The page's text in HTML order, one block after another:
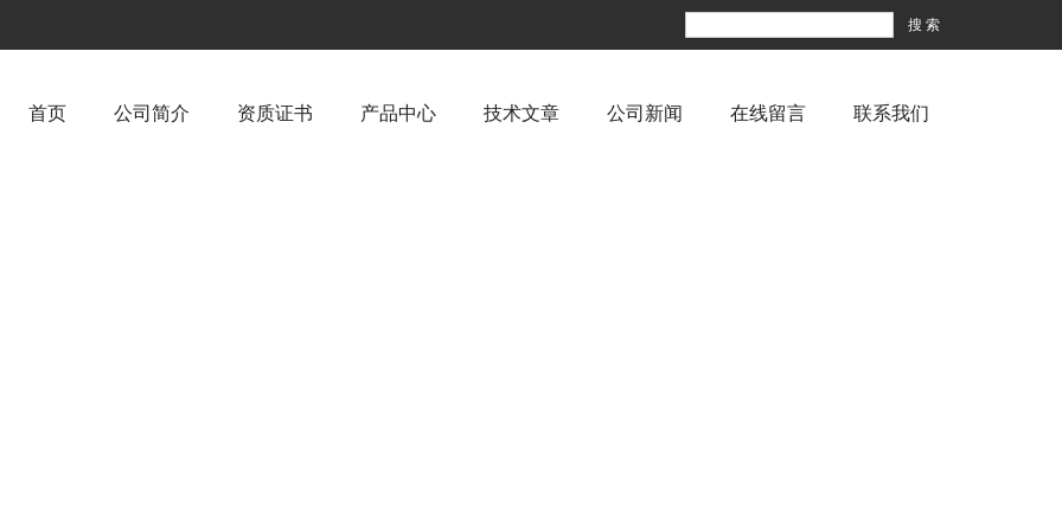
首页 公司简介 资质证书 产品中心 技术文章 公司新闻 在线留言 联系我们